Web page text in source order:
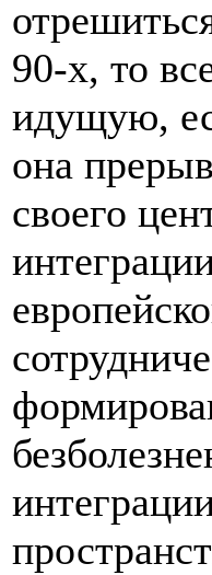
90-х, то
идущую,
она
своего